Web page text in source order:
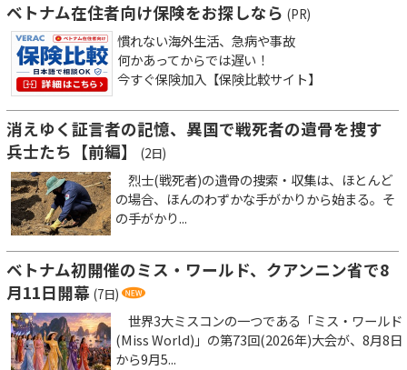
ベトナム在住者向け保険をお探しなら (PR)
慣れない海外生活、急病や事故
何かあってからでは遅い！
今すぐ保険加入【保険比較サイト】
消えゆく証言者の記憶、異国で戦死者の遺骨を捜す
兵士たち【前編】
(2日)
烈士(戦死者)の遺骨の捜索・収集は、ほとんど
の場合、ほんのわずかな手がかりから始まる。そ
の手がかり...
ベトナム初開催のミス・ワールド、クアンニン省で8
月11日開幕 (7日)
世界3大ミスコンの一つである「ミス・ワールド
(Miss World)」の第73回(2026年)大会が、8月8日
から9月5...